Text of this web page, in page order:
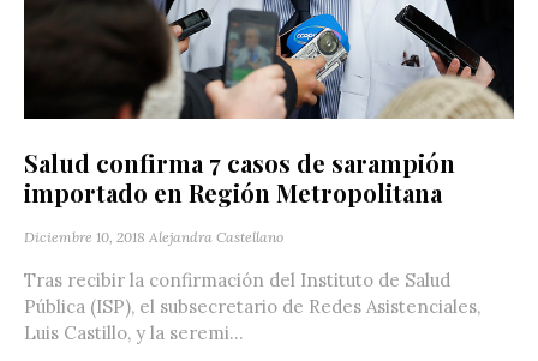
Salud confirma 7 casos de sarampión
importado en Región Metropolitana
Diciembre 10, 2018 Alejandra Castellano
Tras recibir la confirmación del Instituto de Salud
Pública (ISP), el subsecretario de Redes Asistenciales,
Luis Castillo, y la seremi...